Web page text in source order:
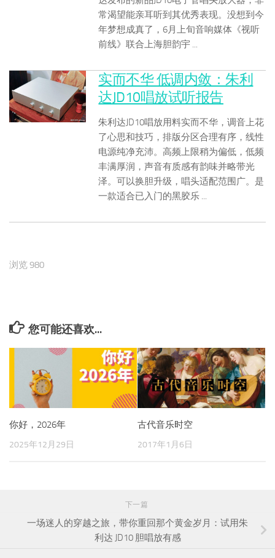
常渴望能亲耳听到其优秀表现。没想到今
年梦想成真了，6月上旬音响媒体《视听
前线》联合上海胆韵宇 ...
实而不华 低调内敛：朱利
达JD10唱放试听报告
朱利达JD10唱放用料实而不华，调音上花
了心思和技巧，排版分区合理有序，线性
电源纯净充沛。高频上限稍为偏低，低频
丰满厚润，声音有质感有韵味并略带光
泽。可以换胆升级，唱头适配范围广。是
一款适合已入门的黑胶乐 ...
浏览 980
您可能还喜欢...
你好，2026年
2025年12月29日
古代音乐时空
2017年1月6日
下一篇
一场迷人的穿越之旅，带你重回那个黄金岁月：试用朱
利达 JD10 胆唱放有感